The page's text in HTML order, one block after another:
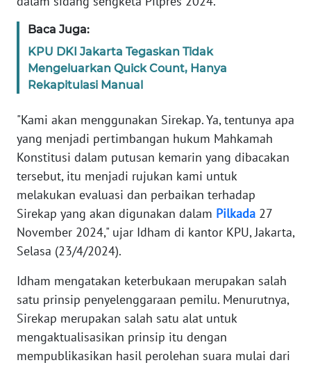
Baca Juga:
KPU DKI Jakarta Tegaskan Tidak
Mengeluarkan Quick Count, Hanya
Rekapitulasi Manual
"Kami akan menggunakan Sirekap. Ya, tentunya apa
yang menjadi pertimbangan hukum Mahkamah
Konstitusi dalam putusan kemarin yang dibacakan
tersebut, itu menjadi rujukan kami untuk
melakukan evaluasi dan perbaikan terhadap
Sirekap yang akan digunakan dalam Pilkada 27
November 2024," ujar Idham di kantor KPU, Jakarta,
Selasa (23/4/2024).
Idham mengatakan keterbukaan merupakan salah
satu prinsip penyelenggaraan pemilu. Menurutnya,
Sirekap merupakan salah satu alat untuk
mengaktualisasikan prinsip itu dengan
mempublikasikan hasil perolehan suara mulai dari
INFO
IKLAN
KAMI
PEDOMAN
MEDIA
SIBER
REDAKSI
KARIR
DISCLAIMER
News
Regional